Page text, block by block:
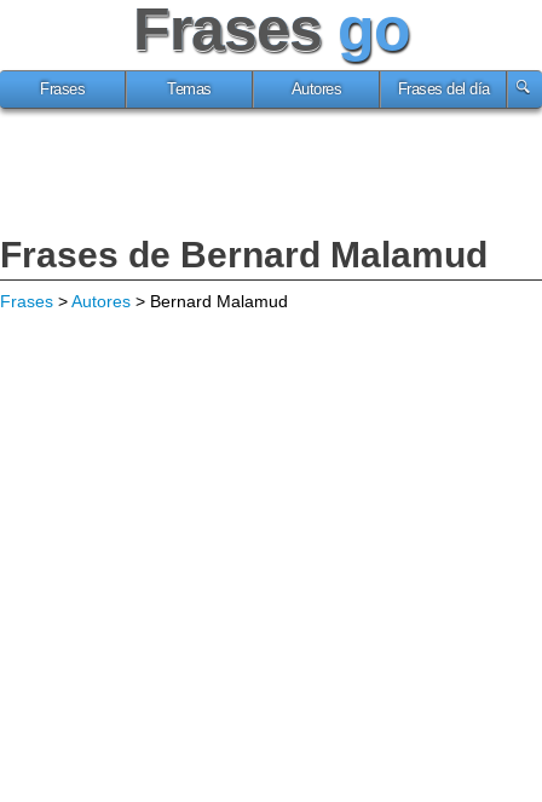
Frases go
Frases Temas Autores Frases del día
Frases de Bernard Malamud
Frases >Autores > Bernard Malamud